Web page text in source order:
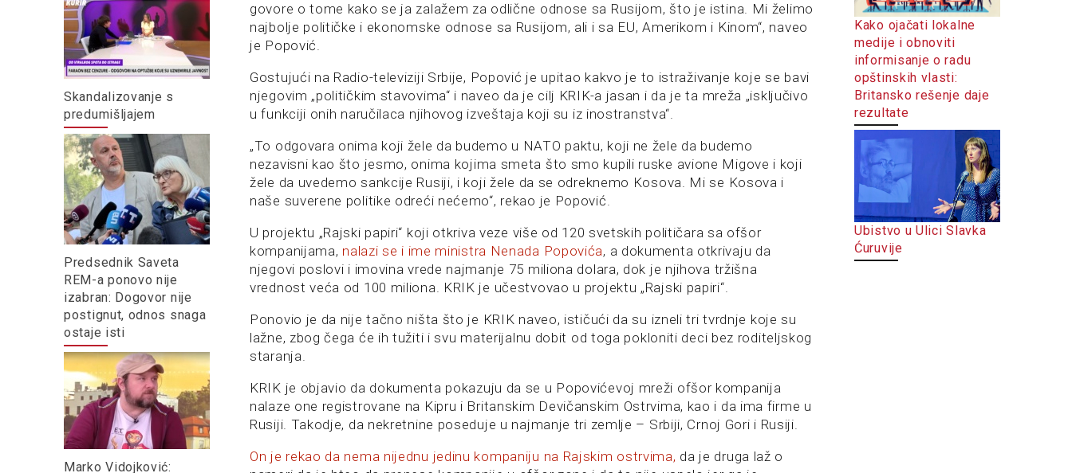
Skandalizovanje s
predumišljajem
Predsednik Saveta
REM-a ponovo nije
izabran: Dogovor nije
postignut, odnos snaga
ostaje isti
Marko Vidojković:
govore o tome kako se ja zalažem za odlične odnose sa Rusijom, što je istina. Mi želimo
najbolje političke i ekonomske odnose sa Rusijom, ali i sa EU, Amerikom i Kinom“, naveo
je Popović.
Gostujući na Radio-televiziji Srbije, Popović je upitao kakvo je to istraživanje koje se bavi
njegovim „političkim stavovima“ i naveo da je cilj KRIK-a jasan i da je ta mreža „isključivo
u funkciji onih naručilaca njihovog izveštaja koji su iz inostranstva“.
„To odgovara onima koji žele da budemo u NATO paktu, koji ne žele da budemo
nezavisni kao što jesmo, onima kojima smeta što smo kupili ruske avione Migove i koji
žele da uvedemo sankcije Rusiji, i koji žele da se odreknemo Kosova. Mi se Kosova i
naše suverene politike odreći nećemo“, rekao je Popović.
U projektu „Rajski papiri“ koji otkriva veze više od 120 svetskih političara sa ofšor
kompanijama, nalazi se i ime ministra Nenada Popovića, a dokumenta otkrivaju da
njegovi poslovi i imovina vrede najmanje 75 miliona dolara, dok je njihova tržišna
vrednost veća od 100 miliona. KRIK je učestvovao u projektu „Rajski papiri“.
Ponovio je da nije tačno ništa što je KRIK naveo, ističući da su izneli tri tvrdnje koje su
lažne, zbog čega će ih tužiti i svu materijalnu dobit od toga pokloniti deci bez roditeljskog
staranja.
KRIK je objavio da dokumenta pokazuju da se u Popovićevoj mreži ofšor kompanija
nalaze one registrovane na Kipru i Britanskim Devičanskim Ostrvima, kao i da ima firme u
Rusiji. Takodje, da nekretnine poseduje u najmanje tri zemlje – Srbiji, Crnoj Gori i Rusiji.
On je rekao da nema nijednu jedinu kompaniju na Rajskim ostrvima, da je druga laž o
Kako ojačati lokalne
medije i obnoviti
informisanje o radu
opštinskih vlasti:
Britansko rešenje daje
rezultate
Ubistvo u Ulici Slavka
Ćuruvije